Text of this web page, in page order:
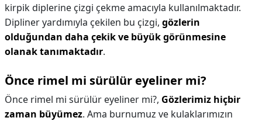
kirpik diplerine çizgi çekme amacıyla kullanılmaktadır.
Dipliner yardımıyla çekilen bu çizgi, gözlerin
olduğundan daha çekik ve büyük görünmesine
olanak tanımaktadır.
Önce rimel mi sürülür eyeliner mi?
Önce rimel mi sürülür eyeliner mi?, Gözlerimiz hiçbir
zaman büyümez. Ama burnumuz ve kulaklarımızın